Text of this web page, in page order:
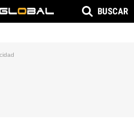
BUSCAR